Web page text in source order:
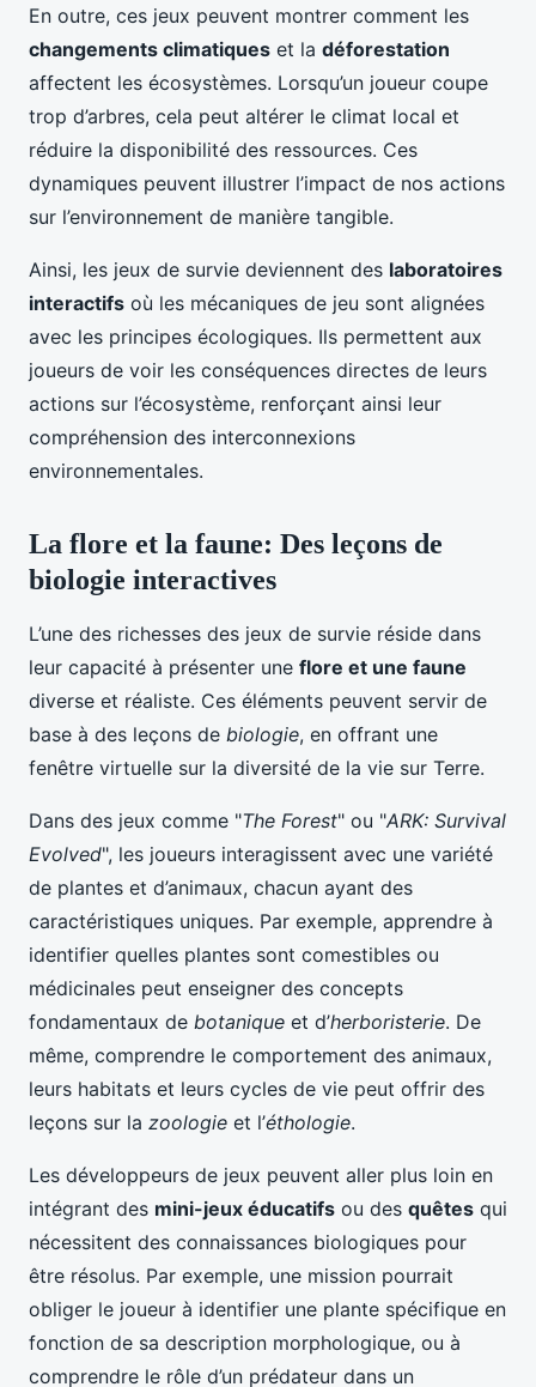
En outre, ces jeux peuvent montrer comment les
changements climatiques et la déforestation
affectent les écosystèmes. Lorsqu’un joueur coupe
trop d’arbres, cela peut altérer le climat local et
réduire la disponibilité des ressources. Ces
dynamiques peuvent illustrer l’impact de nos actions
sur l’environnement de manière tangible.
Ainsi, les jeux de survie deviennent des laboratoires
interactifs où les mécaniques de jeu sont alignées
avec les principes écologiques. Ils permettent aux
joueurs de voir les conséquences directes de leurs
actions sur l’écosystème, renforçant ainsi leur
compréhension des interconnexions
environnementales.
La flore et la faune: Des leçons de
biologie interactives
L’une des richesses des jeux de survie réside dans
leur capacité à présenter une flore et une faune
diverse et réaliste. Ces éléments peuvent servir de
base à des leçons de biologie, en offrant une
fenêtre virtuelle sur la diversité de la vie sur Terre.
Dans des jeux comme "The Forest" ou "ARK: Survival
Evolved", les joueurs interagissent avec une variété
de plantes et d’animaux, chacun ayant des
caractéristiques uniques. Par exemple, apprendre à
identifier quelles plantes sont comestibles ou
médicinales peut enseigner des concepts
fondamentaux de botanique et d’herboristerie. De
même, comprendre le comportement des animaux,
leurs habitats et leurs cycles de vie peut offrir des
leçons sur la zoologie et l’éthologie.
Les développeurs de jeux peuvent aller plus loin en
intégrant des mini-jeux éducatifs ou des quêtes qui
nécessitent des connaissances biologiques pour
être résolus. Par exemple, une mission pourrait
obliger le joueur à identifier une plante spécifique en
fonction de sa description morphologique, ou à
comprendre le rôle d’un prédateur dans un